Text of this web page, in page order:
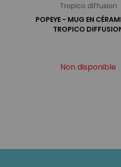
Tropico diffusion
POPEYE - MUG EN
TROPICO
Non disponible